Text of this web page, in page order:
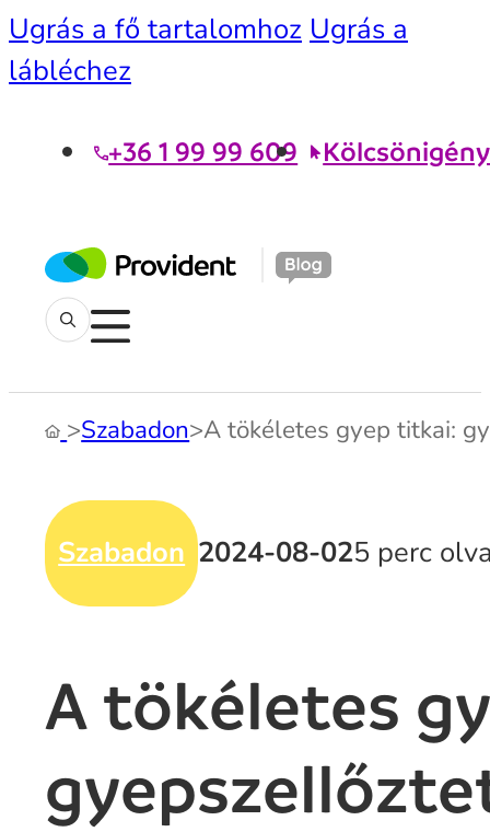
Ugrás a fő tartalomhoz Ugrás a
lábléchez
+36 1 99 99 609
>Szabadon>A tökéletes gyep titkai:
Szabadon 2024-08-025 perc
A tökéletes